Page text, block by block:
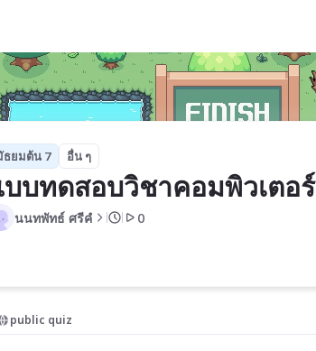
ธยมต้น 7 อื่น ๆ
บทดสอบวิชาคอมพิวเตอร์
นนทพัทธ์ ศรีคํ 0
public quiz